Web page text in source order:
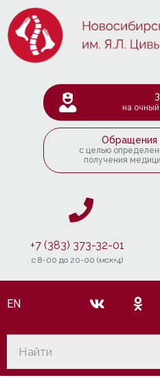
на
Обращения
с целью
получения
+7 (383) 373-32-01
c 8-00 до 20-00 (мск+4)
EN